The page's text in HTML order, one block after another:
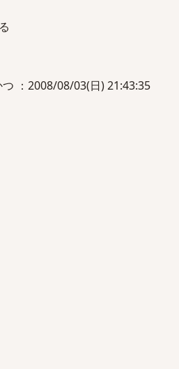
：2008/08/03(日) 21:43:35